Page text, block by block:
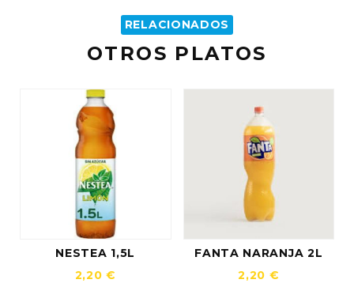
RELACIONADOS
OTROS PLATOS
NESTEA 1,5L
2,20€
FANTA NARANJA 2L
2,20 €